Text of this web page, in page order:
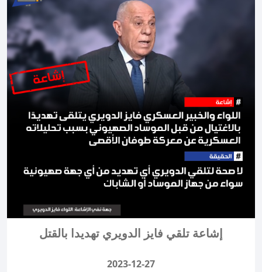
إشاعة تلقي فايز الدويري تهديدا بالقتل
2023-12-27